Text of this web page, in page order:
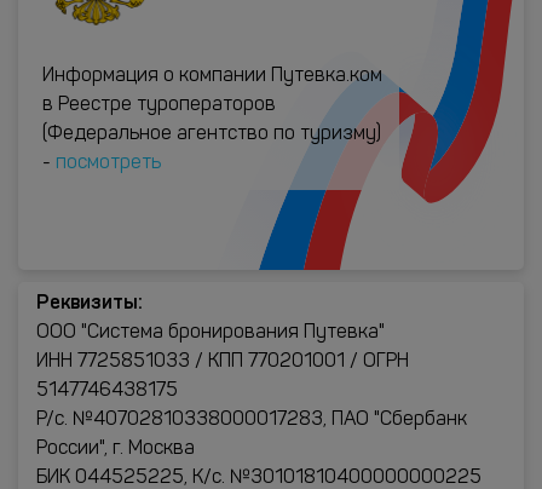
Информация о компании Путевка.ком
в Реестре туроператоров
(Федеральное агентство по туризму)
- посмотреть
Реквизиты:
ООО "Система бронирования Путевка"
ИНН 7725851033 / КПП 770201001 / ОГРН
5147746438175
Р/с. №40702810338000017283, ПАО "Сбербанк
России", г. Москва
БИК 044525225, К/с. №30101810400000000225